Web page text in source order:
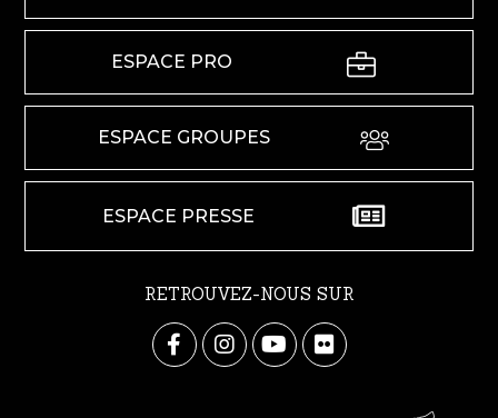
ESPACE PRO
ESPACE GROUPES
ESPACE PRESSE
RETROUVEZ-NOUS SUR